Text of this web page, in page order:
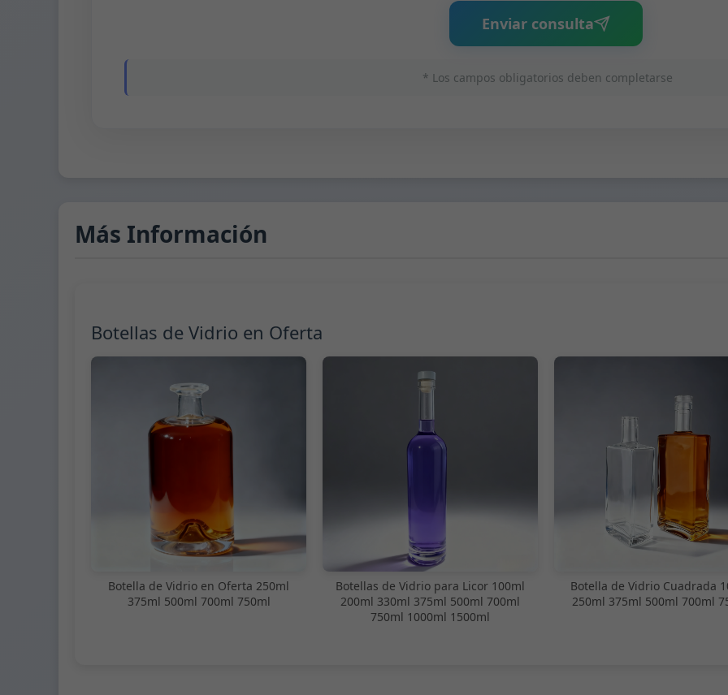
Enviar consulta
* Los campos obligatorios deben completarse
Más Información
Botellas de Vidrio en Oferta
Botella de Vidrio en Oferta 250ml
375ml 500ml 700ml 750ml
Botellas de Vidrio para Licor 100ml
200ml 330ml 375ml 500ml 700ml
750ml 1000ml 1500ml
Botella de Vidrio Cuadrada
250ml 375ml 500ml 700ml